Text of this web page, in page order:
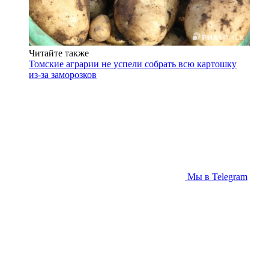
Читайте также
Томские аграрии не успели собрать всю картошку
из-за заморозков
Мы в Telegram